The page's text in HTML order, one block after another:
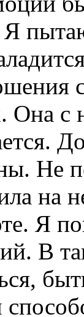
Я
Она с
Не
на
Я
В